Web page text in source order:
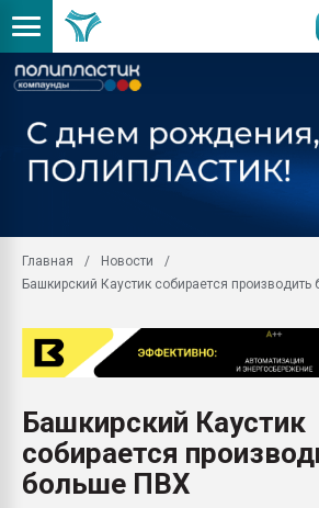
Главная
Новости
Башкирский Каустик собирается
Башкирский Каустик
собирается
больше ПВХ